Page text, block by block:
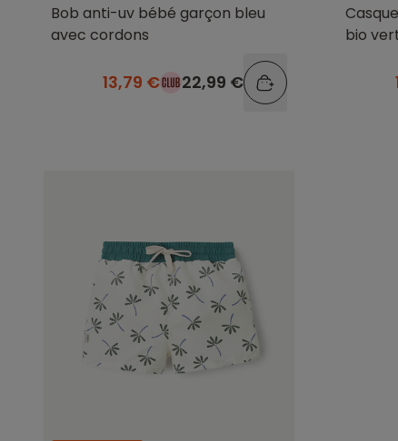
Bob anti-uv bébé garçon bleu
avec cordons
13,79 € 22,99 €
bio